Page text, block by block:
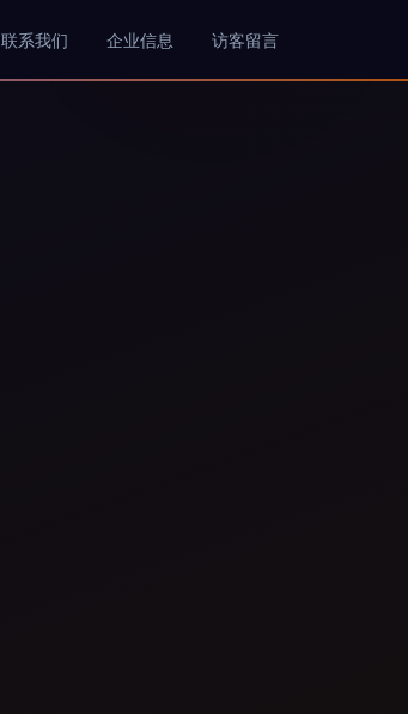
联系我们 企业信息 访客留言